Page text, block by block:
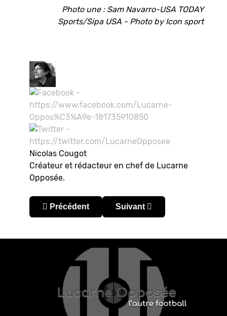
Photo une : Sam Navarro-USA TODAY
Sports/Sipa USA - Photo by Icon sport
Nicolas Cougot
Créateur et rédacteur en chef de Lucarne
Opposée.
Article précédent : CONCACAF Champions
Précédent Article suivant :
Suivant